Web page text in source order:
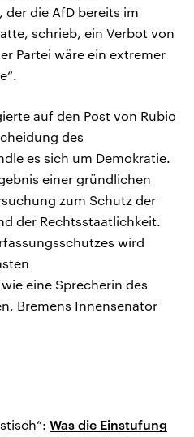
der die AfD bereits im
schrieb, ein Verbot von
Partei wäre ein extremer
auf den Post von Rubio
des
es sich um Demokratie.
einer gründlichen
zum Schutz der
der Rechtsstaatlichkeit.
wird
eine Sprecherin des
Bremens Innensenator
Was die Einstufung